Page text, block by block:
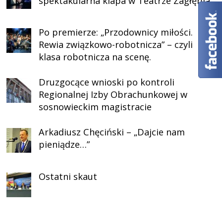
Po premierze: „Przodownicy miłości.
Rewia związkowo-robotnicza” – czyli
klasa robotnicza na scenę.
Druzgocące wnioski po kontroli
Regionalnej Izby Obrachunkowej w
sosnowieckim magistracie
Arkadiusz Chęciński – „Dajcie nam
pieniądze…”
Ostatni skaut